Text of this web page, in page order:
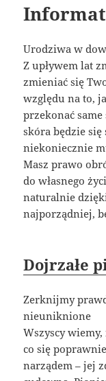
Urodziwa w
Z upływem lat
zmieniać się
względu na to,
przekonać same
skóra będzie
niekoniecznie
Masz prawo
do własnego
naturalnie
najporządniej,
Dojrzałe
Zerknijmy
nieuniknione
Wszyscy
co się
narządem – jej